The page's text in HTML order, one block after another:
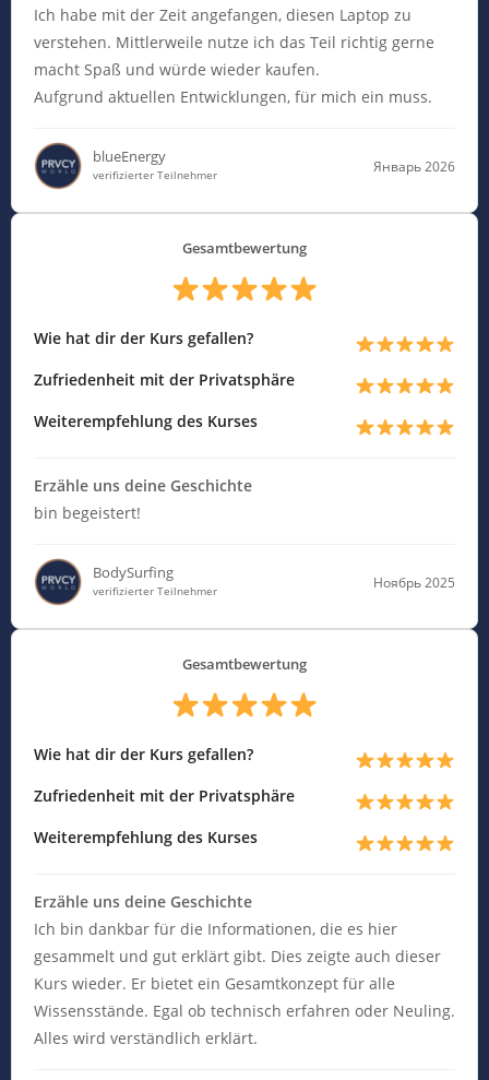
Ich habe mit der Zeit angefangen, diesen Laptop zu
verstehen. Mittlerweile nutze ich das Teil richtig gerne
macht Spaß und würde wieder kaufen.
Aufgrund aktuellen Entwicklungen, für mich ein muss.
blueEnergy
verifizierter Teilnehmer
Январь 2026
Gesamtbewertung
Wie hat dir der Kurs gefallen?
Zufriedenheit mit der Privatsphäre
Weiterempfehlung des Kurses
Erzähle uns deine Geschichte
bin begeistert!
BodySurfing
verifizierter Teilnehmer
Ноябрь 2025
Gesamtbewertung
Wie hat dir der Kurs gefallen?
Zufriedenheit mit der Privatsphäre
Weiterempfehlung des Kurses
Erzähle uns deine Geschichte
Ich bin dankbar für die Informationen, die es hier
gesammelt und gut erklärt gibt. Dies zeigte auch dieser
Kurs wieder. Er bietet ein Gesamtkonzept für alle
Wissensstände. Egal ob technisch erfahren oder Neuling.
Alles wird verständlich erklärt.